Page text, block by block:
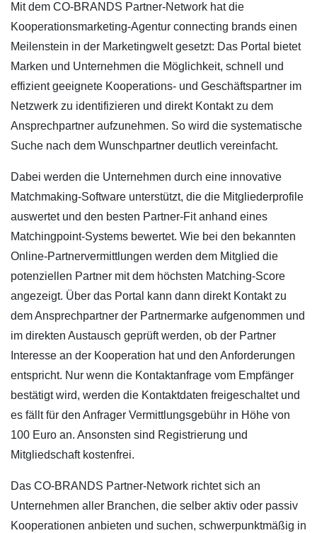
Mit dem CO-BRANDS Partner-Network hat die
Kooperationsmarketing-Agentur connecting brands einen
Meilenstein in der Marketingwelt gesetzt: Das Portal bietet
Marken und Unternehmen die Möglichkeit, schnell und
effizient geeignete Kooperations- und Geschäftspartner im
Netzwerk zu identifizieren und direkt Kontakt zu dem
Ansprechpartner aufzunehmen. So wird die systematische
Suche nach dem Wunschpartner deutlich vereinfacht.
Dabei werden die Unternehmen durch eine innovative
Matchmaking-Software unterstützt, die die Mitgliederprofile
auswertet und den besten Partner-Fit anhand eines
Matchingpoint-Systems bewertet. Wie bei den bekannten
Online-Partnervermittlungen werden dem Mitglied die
potenziellen Partner mit dem höchsten Matching-Score
angezeigt. Über das Portal kann dann direkt Kontakt zu
dem Ansprechpartner der Partnermarke aufgenommen und
im direkten Austausch geprüft werden, ob der Partner
Interesse an der Kooperation hat und den Anforderungen
entspricht. Nur wenn die Kontaktanfrage vom Empfänger
bestätigt wird, werden die Kontaktdaten freigeschaltet und
es fällt für den Anfrager Vermittlungsgebühr in Höhe von
100 Euro an. Ansonsten sind Registrierung und
Mitgliedschaft kostenfrei.
Das CO-BRANDS Partner-Network richtet sich an
Unternehmen aller Branchen, die selber aktiv oder passiv
Kooperationen anbieten und suchen, schwerpunktmäßig in